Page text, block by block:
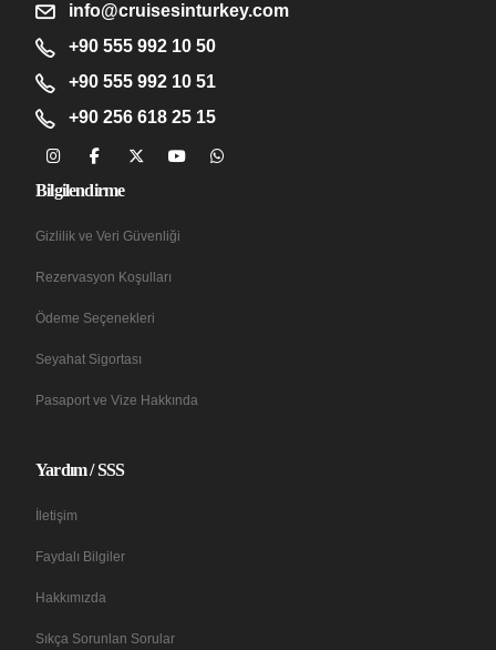
info@cruisesinturkey.com
+90 555 992 10 50
+90 555 992 10 51
+90 256 618 25 15
Bilgilendirme
Gizlilik ve Veri Güvenliği
Rezervasyon Koşulları
Ödeme Seçenekleri
Seyahat Sigortası
Pasaport ve Vize Hakkında
Yardım / SSS
İletişim
Faydalı Bilgiler
Hakkımızda
Sıkça Sorunlan Sorular